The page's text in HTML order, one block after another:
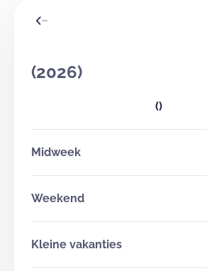
(2026)
()
Midweek
Weekend
Kleine vakanties